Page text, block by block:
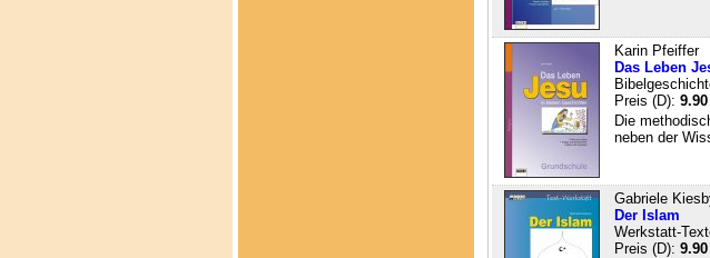
Karin Pfeiffer
Das Leben
Preis (D):
Die
neben der
Gabriele
Der Islam
Werkstatt-
Preis (D):